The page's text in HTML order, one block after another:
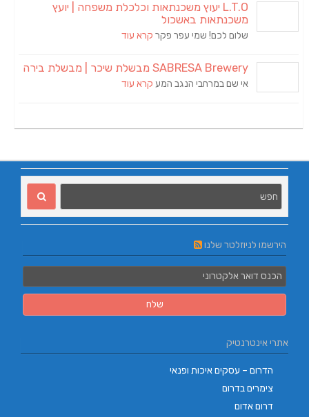
L.T.O יעוץ משכנתאות וכלכלת משפחה | יועץ
משכנתאות באשכול
שלום לכם! שמי עפר פקר קרא עוד
SABRESA Brewery מבשלת שיכר | מבשלת בירה
אי שם במרחבי הנגב המע קרא עוד
הירשמו לניוזלטר שלנו
אתרי אינטרנטיק
הדרום – עסקים איכות ופנאי
צימרים בדרום
דרום אדום